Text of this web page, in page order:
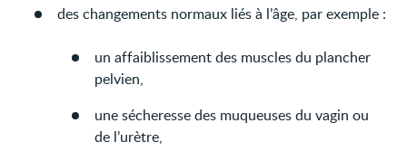
des changements normaux liés à l’âge, par exemple :
un affaiblissement des muscles du plancher
pelvien,
une sécheresse des muqueuses du vagin ou
de l’urètre,